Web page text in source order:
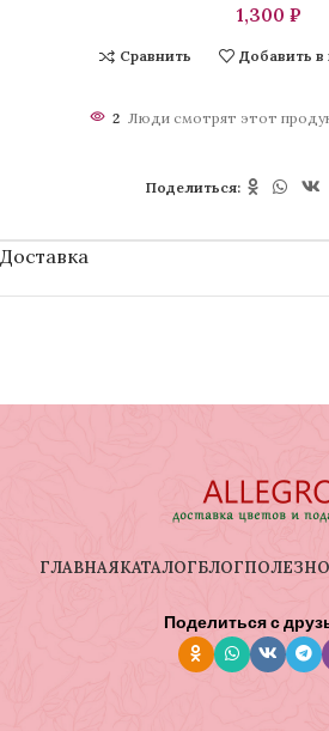
₽
Сравнить Добавить
2 Люди смотрят этот
Поделиться:
Доставка
ГЛАВНАЯКАТАЛОГБЛОГ
Поделиться с